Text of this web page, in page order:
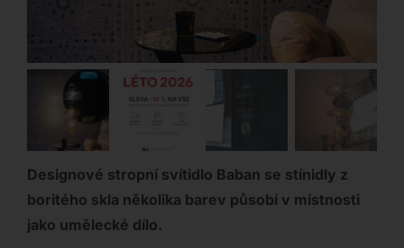
Designové stropní svítidlo Baban se stínidly z
boritého skla několika barev působí v místnosti
jako umělecké dílo.